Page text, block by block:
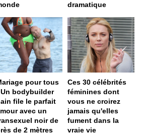
dramatique
pour tous
bodybuilder
file le parfait
avec un
noir de
de 2 mètres
Ces 30 célébrités
féminines dont
vous ne croirez
jamais qu'elles
fument dans la
vraie vie